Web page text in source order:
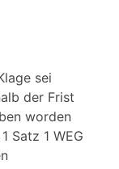
sei
der Frist
worden
Satz 1 WEG